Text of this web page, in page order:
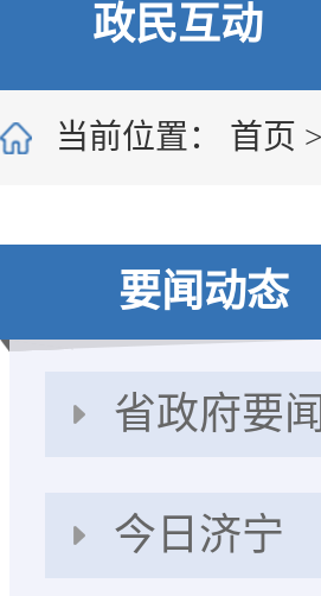
政民互动
当前位置： 首页 >
要闻动态
省政府要闻
今日济宁